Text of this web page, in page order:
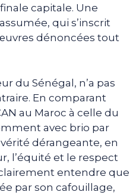
capitale. Une
qui s’inscrit
dénoncées tout
du Sénégal, n’a pas
En comparant
au Maroc à celle du
avec brio par
vérité dérangeante, en
l’équité et le respect
entendre que
par son cafouillage,